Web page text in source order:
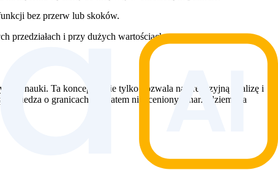
bez przerw lub skoków.
przedziałach i przy dużych wartościach.
nauki. Ta koncepcja nie tylko pozwala na precyzyjną analizę i
Wiedza o granicach jest zatem nieocenionym narzędziem dla